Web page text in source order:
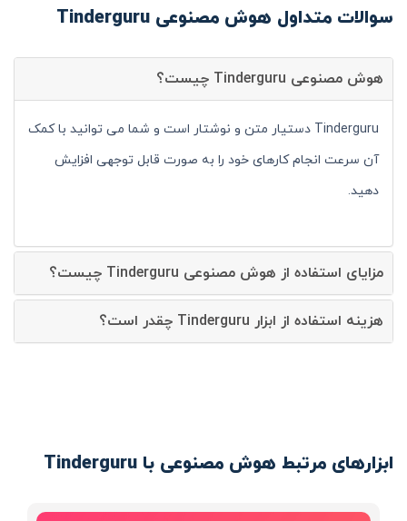
سوالات متداول هوش مصنوعی Tinderguru
هوش مصنوعی Tinderguru چیست؟
Tinderguru دستیار متن و نوشتار است و شما می توانید با کمک
آن سرعت انجام کارهای خود را به صورت قابل توجهی افزایش
دهید.
مزایای استفاده از هوش مصنوعی Tinderguru چیست؟
هزینه استفاده از ابزار Tinderguru چقدر است؟
ابزارهای مرتبط هوش مصنوعی با Tinderguru